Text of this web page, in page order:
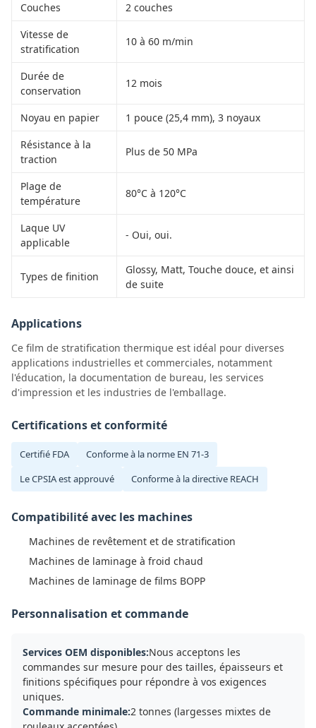
Couches
2 couches
Vitesse de
stratification
10 à 60 m/min
Durée de
conservation
12 mois
Noyau en papier
1 pouce (25,4 mm), 3 noyaux
Résistance à la
traction
Plus de 50 MPa
Plage de
température
80°C à 120°C
Laque UV
applicable
- Oui, oui.
Types de finition
Glossy, Matt, Touche douce, et ainsi
de suite
Applications
Ce film de stratification thermique est idéal pour diverses
applications industrielles et commerciales, notamment
l'éducation, la documentation de bureau, les services
d'impression et les industries de l'emballage.
Certifications et conformité
Certifié FDA
Conforme à la norme EN 71-3
Le CPSIA est approuvé
Conforme à la directive REACH
Compatibilité avec les machines
Machines de revêtement et de stratification
Machines de laminage à froid chaud
Machines de laminage de films BOPP
Personnalisation et commande
Services OEM disponibles:Nous acceptons les
commandes sur mesure pour des tailles, épaisseurs et
finitions spécifiques pour répondre à vos exigences
uniques.
Commande minimale:2 tonnes (largesses mixtes de